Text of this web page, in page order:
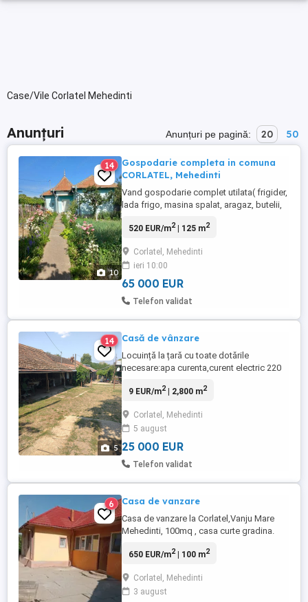
Case/Vile Corlatel Mehedinti
Anunțuri Anunțuri pe pagină: 20 50
10
14
Gospodarie completa in comuna
CORLATEL, Mehedinti
Vand gospodarie complet utilata( frigider,
lada frigo, masina spalat, aragaz, butelii,
1265 mp (din care 971 mp constructii)
cu beci ingropat, patul, sopru, apa curenta
de la reteaua publica, hidrofor, pompa
apa, fantana, ...
520 EUR/m2| 125 m2
Corlatel, Mehedinti
ieri 10:00
65 000 EUR
Telefon validat
5
14 Casă de vânzare
Locuință la țară cu toate dotările
necesare:apa curenta,curent electric 220
9 EUR/m2| 2,800 m2
Corlatel, Mehedinti
5 august
25 000 EUR
Telefon validat
6 Casa de vanzare
Casa de vanzare la Corlatel,Vanju Mare
Mehedinti, 100mq , casa curte gradina.
650 EUR/m2| 100 m2
Corlatel, Mehedinti
3 august